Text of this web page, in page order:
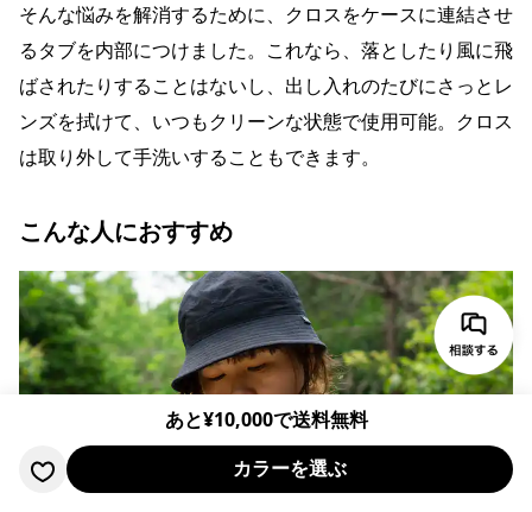
そんな悩みを解消するために、クロスをケースに連結させ
るタブを内部につけました。これなら、落としたり風に飛
ばされたりすることはないし、出し入れのたびにさっとレ
ンズを拭けて、いつもクリーンな状態で使用可能。クロス
は取り外して手洗いすることもできます。
こんな人におすすめ
あと¥10,000で送料無料
カラーを選ぶ